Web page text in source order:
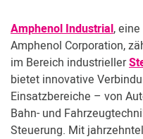
Amphenol Industrial,
Amphenol Corporation,
im Bereich industrieller
bietet innovative
Einsatzbereiche – von
Bahn- und
Steuerung. Mit